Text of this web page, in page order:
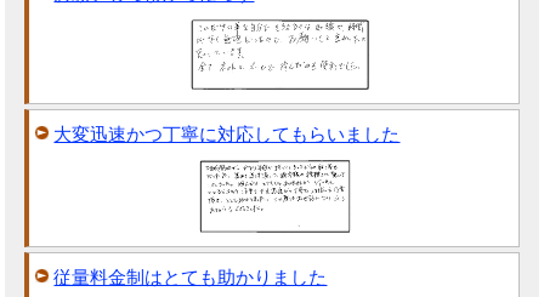
大変迅速かつ丁寧に対応してもらいました
従量料金制はとても助かりました